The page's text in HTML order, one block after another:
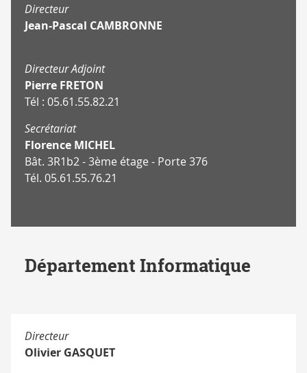
Directeur
Jean-Pascal CAMBRONNE
Directeur Adjoint
Pierre FRETON
Tél : 05.61.55.82.21
Secrétariat
Florence MICHEL
Bât. 3R1b2 - 3ème étage - Porte 376
Tél. 05.61.55.76.21
Département Informatique
Directeur
Olivier GASQUET